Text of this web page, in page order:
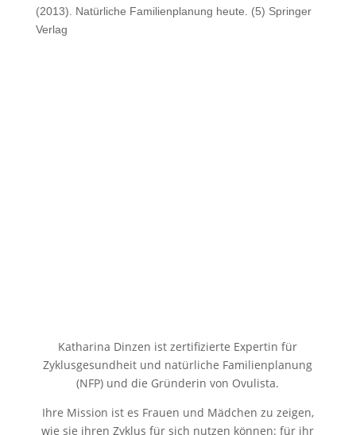
(2013). Natürliche Familienplanung heute. (5) Springer
Verlag
Katharina Dinzen ist zertifizierte Expertin für
Zyklusgesundheit und natürliche Familienplanung
(NFP) und die Gründerin von Ovulista.
Ihre Mission ist es Frauen und Mädchen zu zeigen,
wie sie ihren Zyklus für sich nutzen können: für ihr